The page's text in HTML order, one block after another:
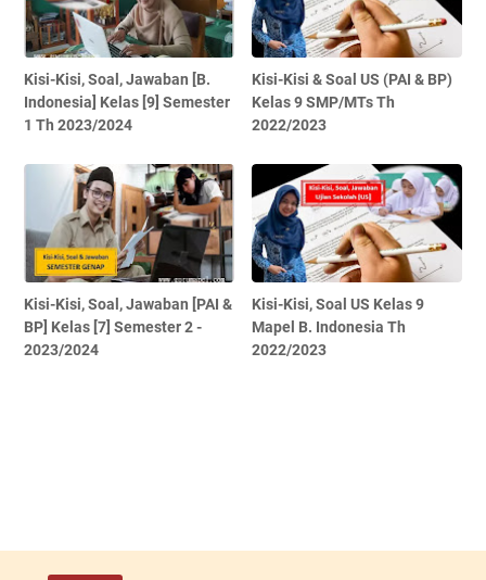
Kisi-Kisi, Soal, Jawaban [B.
Indonesia] Kelas [9] Semester
1 Th 2023/2024
Kisi-Kisi & Soal US (PAI & BP)
Kelas 9 SMP/MTs Th
2022/2023
Kisi-Kisi, Soal, Jawaban [PAI &
BP] Kelas [7] Semester 2 -
2023/2024
Kisi-Kisi, Soal US Kelas 9
Mapel B. Indonesia Th
2022/2023